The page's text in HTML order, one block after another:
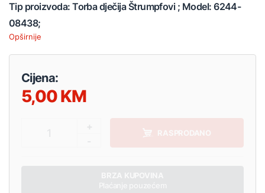
Tip proizvoda: Torba dječija Štrumpfovi ; Model: 6244-
08438;
Opširnije
Cijena:
5,00
RASPRODANO